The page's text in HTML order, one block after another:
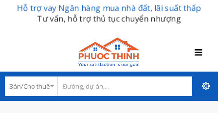
Hỗ trợ vay Ngân hàng mua nhà đất, lãi suất thấp
Tư vấn, hỗ trợ thủ tục chuyển nhượng